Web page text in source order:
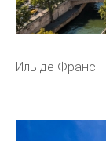
Иль де Франс